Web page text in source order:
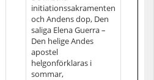
initiationssakramenten
och Andens dop, Den
saliga Elena Guerra –
Den helige Andes
apostel
helgonförklaras i
sommar,